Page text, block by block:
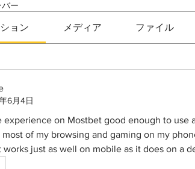
ー
ョン メディア ファイル
6月4日
experience on Mostbet good enough to use
of my browsing and gaming on my
works just as well on mobile as it does on a